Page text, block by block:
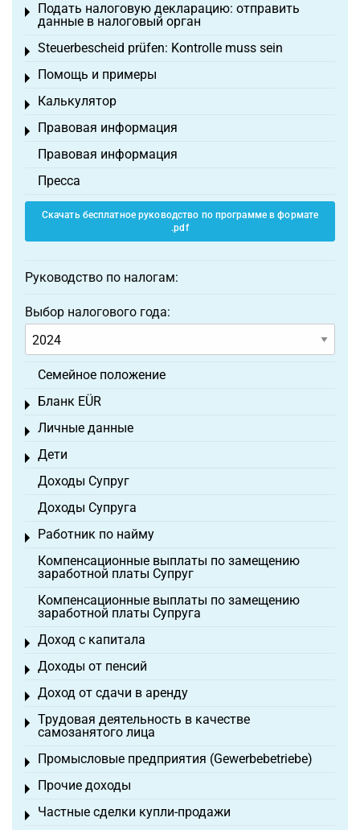
Подать налоговую декларацию: отправить
данные в налоговый орган
Toggle menu
Steuerbescheid prüfen: Kontrolle muss sein
Toggle menu
Помощь и примеры
Toggle menu
Калькулятор
Toggle menu
Правовая информация
Toggle menu
Правовая информация
Пресса
Скачать бесплатное руководство по программе в формате
.pdf
Руководство по налогам:
Выбор налогового года:
Семейное положение
Бланк EÜR
Toggle menu
Личные данные
Toggle menu
Дети
Toggle menu
Доходы Супруг
Доходы Супруга
Работник по найму
Toggle menu
Компенсационные выплаты по замещению
заработной платы Супруг
Компенсационные выплаты по замещению
заработной платы Супруга
Доход с капитала
Toggle menu
Доходы от пенсий
Toggle menu
Доход от сдачи в аренду
Toggle menu
Трудовая деятельность в качестве
самозанятого лица
Toggle menu
Промысловые предприятия (Gewerbebetriebe)
Toggle menu
Прочие доходы
Toggle menu
Частные сделки купли-продажи
Toggle menu